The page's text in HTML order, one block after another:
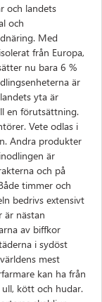
och landets
och
Med
från Europa,
nu bara 6 %
är
yta är
en förutsättning.
Vete odlas i
Andra produkter
är
och på
timmer och
bedrivs extensivt
är nästan
av biffkor
i sydöst
mest
kan ha från
kött och hudar.